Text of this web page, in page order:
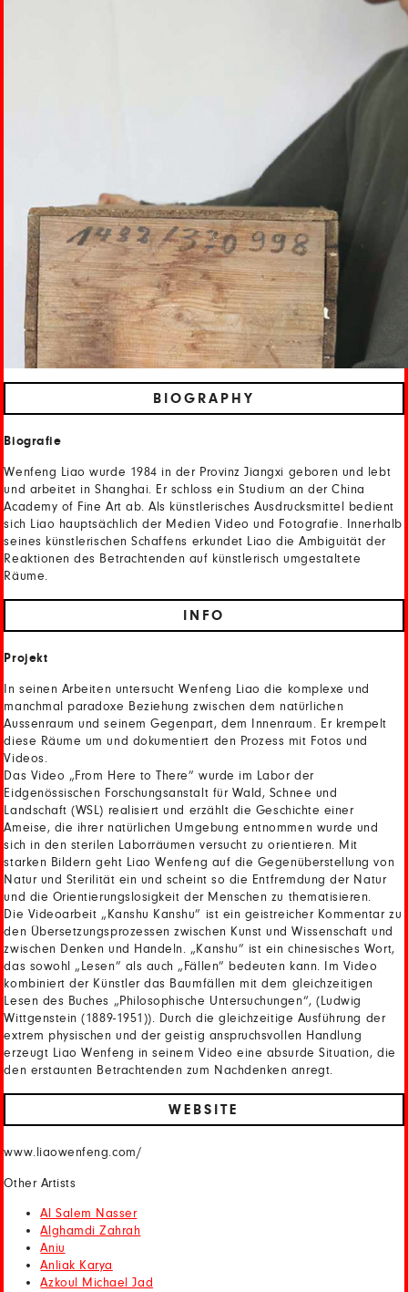
BIOGRAPHY
Biografie
Wenfeng Liao wurde 1984 in der Provinz Jiangxi geboren und lebt
und arbeitet in Shanghai. Er schloss ein Studium an der China
Academy of Fine Art ab. Als künstlerisches Ausdrucksmittel bedient
sich Liao hauptsächlich der Medien Video und Fotografie. Innerhalb
seines künstlerischen Schaffens erkundet Liao die Ambiguität der
Reaktionen des Betrachtenden auf künstlerisch umgestaltete
Räume.
INFO
Projekt
In seinen Arbeiten untersucht Wenfeng Liao die komplexe und
manchmal paradoxe Beziehung zwischen dem natürlichen
Aussenraum und seinem Gegenpart, dem Innenraum. Er krempelt
diese Räume um und dokumentiert den Prozess mit Fotos und
Videos.
Das Video „From Here to There” wurde im Labor der
Eidgenössischen Forschungsanstalt für Wald, Schnee und
Landschaft (WSL) realisiert und erzählt die Geschichte einer
Ameise, die ihrer natürlichen Umgebung entnommen wurde und
sich in den sterilen Laborräumen versucht zu orientieren. Mit
starken Bildern geht Liao Wenfeng auf die Gegenüberstellung von
Natur und Sterilität ein und scheint so die Entfremdung der Natur
und die Orientierungslosigkeit der Menschen zu thematisieren.
Die Videoarbeit „Kanshu Kanshu” ist ein geistreicher Kommentar zu
den Übersetzungsprozessen zwischen Kunst und Wissenschaft und
zwischen Denken und Handeln. „Kanshu” ist ein chinesisches Wort,
das sowohl „Lesen” als auch „Fällen” bedeuten kann. Im Video
kombiniert der Künstler das Baumfällen mit dem gleichzeitigen
Lesen des Buches „Philosophische Untersuchungen“, (Ludwig
Wittgenstein (1889-1951)). Durch die gleichzeitige Ausführung der
extrem physischen und der geistig anspruchsvollen Handlung
erzeugt Liao Wenfeng in seinem Video eine absurde Situation, die
den erstaunten Betrachtenden zum Nachdenken anregt.
WEBSITE
www.liaowenfeng.com/
Other Artists
Al Salem Nasser
Alghamdi Zahrah
Aniu
Anliak Karya
Azkoul Michael Jad